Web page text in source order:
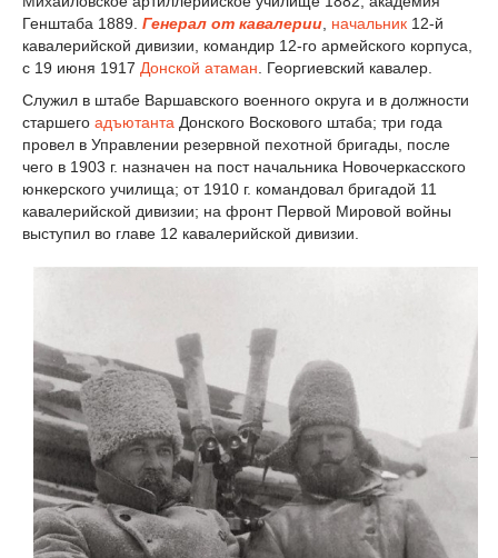
Генштаба 1889. Генерал от кавалерии начальник 12-й
кавалерийской дивизии, командир 12-го армейского корпуса,
с 19 июня 1917 Донской атаман . Георгиевский кавалер.
Служил в штабе Варшавского военного округа и в должности
старшего адъютанта Донского Воскового штаба; три года
провел в Управлении резервной пехотной бригады, после
чего в 1903 г. назначен на пост начальника Новочеркасского
юнкерского училища; от 1910 г. командовал бригадой 11
кавалерийской дивизии; на фронт Первой Мировой войны
выступил во главе 12 кавалерийской дивизии.